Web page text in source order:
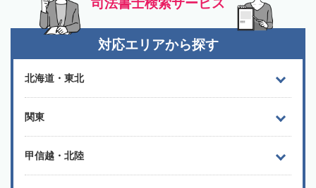
司法書士検索サービス
対応エリアから探す
北海道・東北
関東
甲信越・北陸